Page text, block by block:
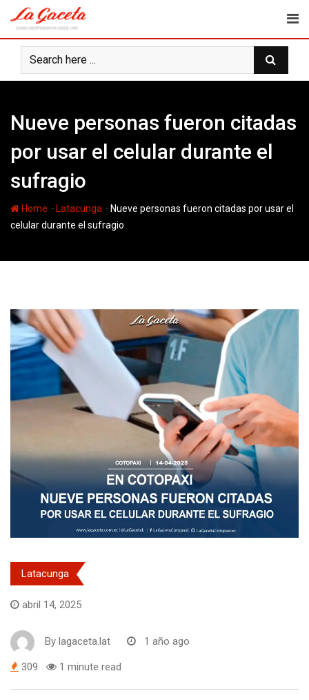
content
Nueve personas fueron citadas
por usar el celular durante el
sufragio
Home - Latacunga - Nueve personas fueron citadas por usar el
celular durante el sufragio
Latacunga
abril 14, 2025
By lagaceta.lat 1 año ago
309 1 minute read